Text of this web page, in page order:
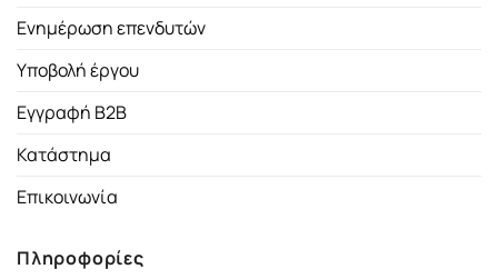
Ενημέρωση επενδυτών
Υποβολή έργου
Εγγραφή B2B
Κατάστημα
Επικοινωνία
Πληροφορίες